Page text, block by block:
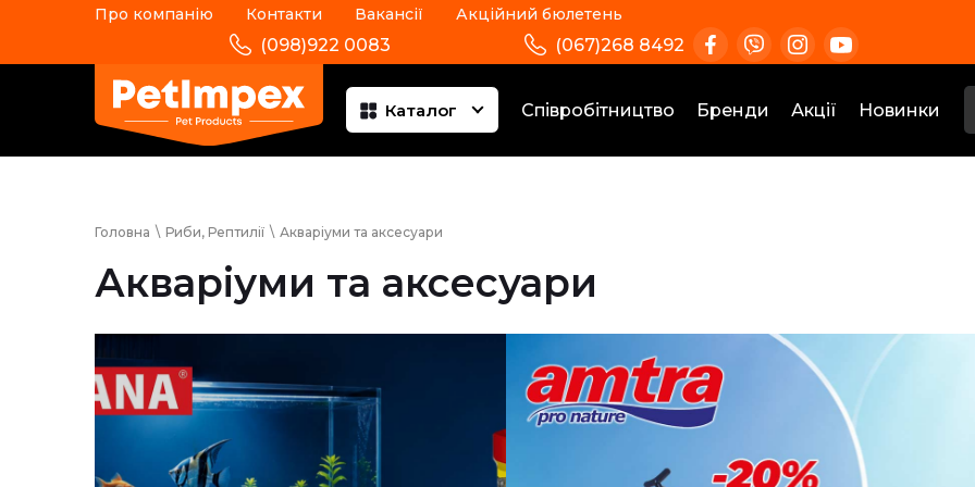
Про компанію Контакти Вакансії Акційний бюлетень
(098)922 0083 (067)268 8492
Каталог Співробітництво Бренди Акції Новинки
Головна \ Риби, Рептилії \ Акваріуми та аксесуари
Акваріуми та аксесуари